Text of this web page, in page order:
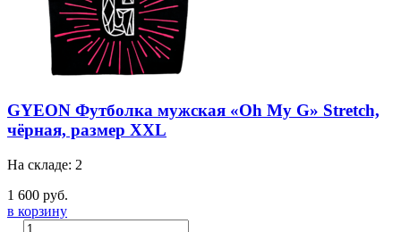
GYEON Футболка мужская «Oh My G» Stretch,
чёрная, размер XXL
На складе: 2
1 600 руб.
в корзину